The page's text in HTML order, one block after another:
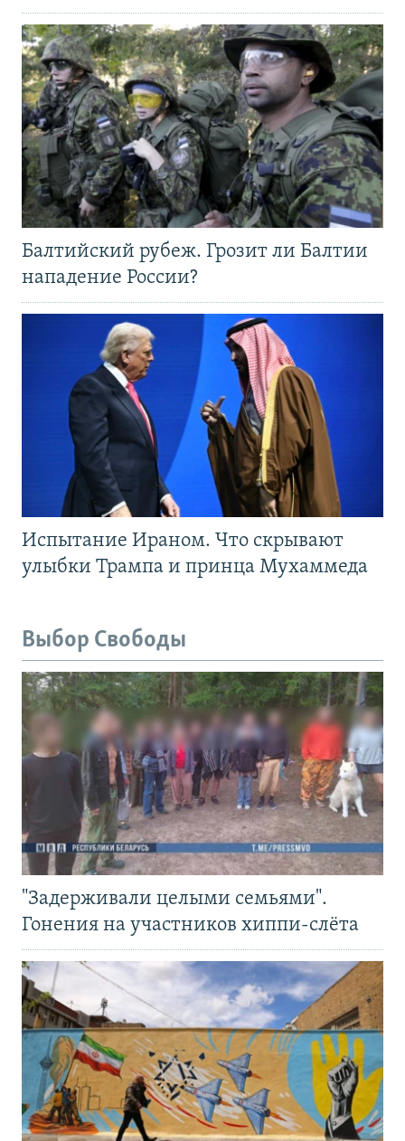
Балтийский рубеж. Грозит ли Балтии
нападение России?
Испытание Ираном. Что скрывают
улыбки Трампа и принца Мухаммеда
Выбор Свободы
"Задерживали целыми семьями".
Гонения на участников хиппи-слёта